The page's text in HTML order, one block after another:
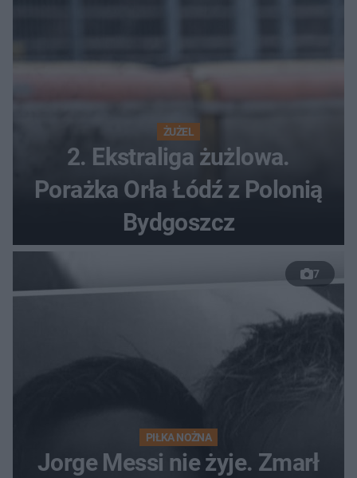
ŻUŻEL
2. Ekstraliga żużlowa.
Porażka Orła Łódź z Polonią
Bydgoszcz
7
PIŁKA NOŻNA
Jorge Messi nie żyje. Zmarł